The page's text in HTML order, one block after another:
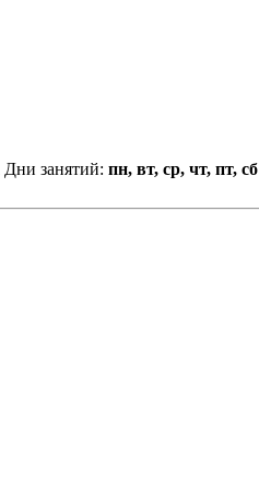
Дни занятий: пн, вт, ср, чт, пт, сб